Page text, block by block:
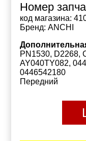
Номер
код магазина:
Бренд: ANCHI
PN1530, D2268,
AY040TY082,
0446542180
Передний